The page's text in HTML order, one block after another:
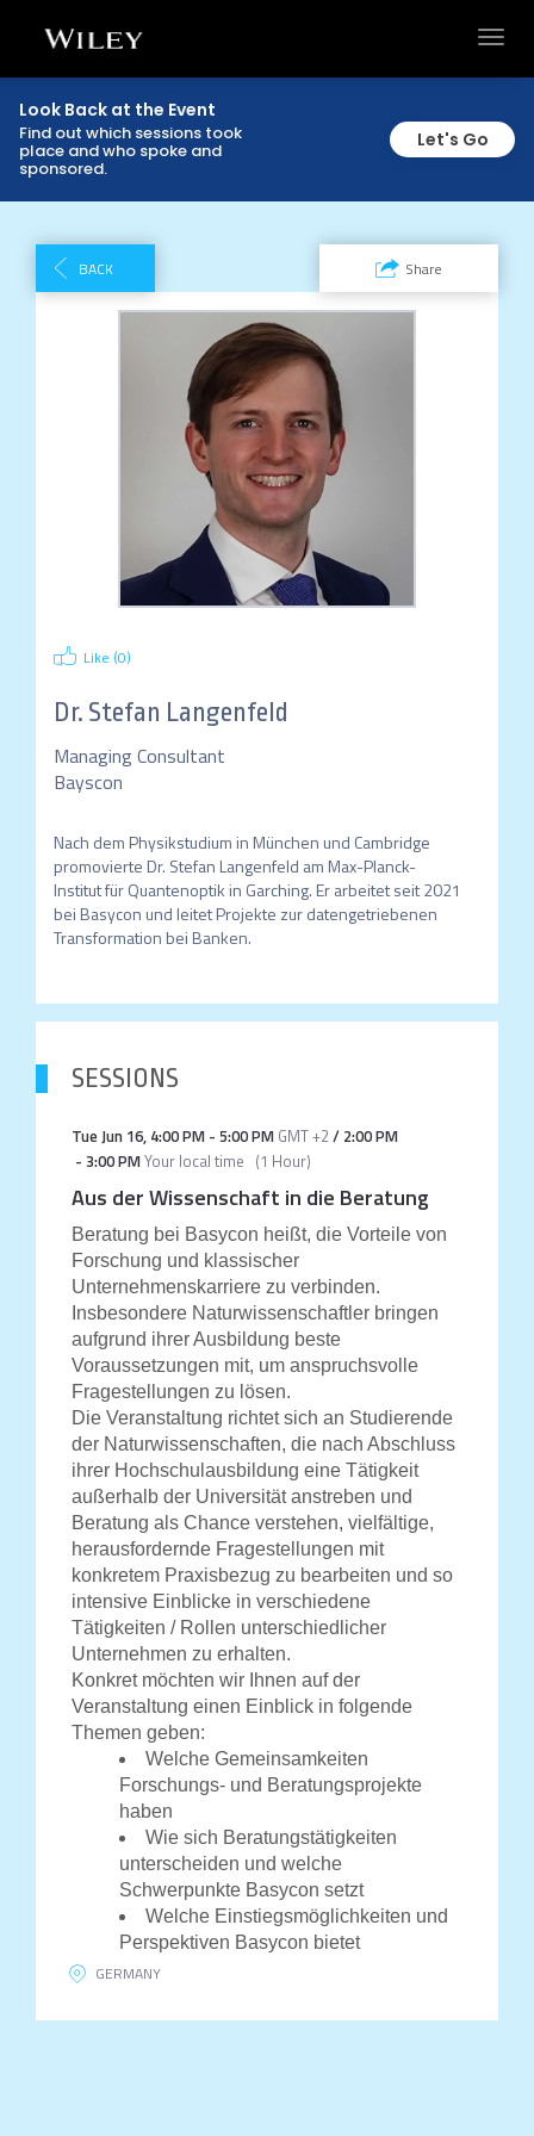
Look Back at the Event
Find out which sessions took
place and who spoke and
sponsored.
Let's Go
BACK Share
Like (0)
Dr. Stefan Langenfeld
Managing Consultant
Bayscon
Nach dem Physikstudium in München und Cambridge
promovierte Dr. Stefan Langenfeld am Max-Planck-
Institut für Quantenoptik in Garching. Er arbeitet seit 2021
bei Basycon und leitet Projekte zur datengetriebenen
Transformation bei Banken.
SESSIONS
Tue Jun 16, 4:00 PM- 5:00 PM GMT +2/ 2:00 PM
- 3:00 PMYour local time (1 Hour)
Aus der Wissenschaft in die Beratung
Beratung bei Basycon heißt, die Vorteile von
Forschung und klassischer
Unternehmenskarriere zu verbinden.
Insbesondere Naturwissenschaftler bringen
aufgrund ihrer Ausbildung beste
Voraussetzungen mit, um anspruchsvolle
Fragestellungen zu lösen.
Die Veranstaltung richtet sich an Studierende
der Naturwissenschaften, die nach Abschluss
ihrer Hochschulausbildung eine Tätigkeit
außerhalb der Universität anstreben und
Beratung als Chance verstehen, vielfältige,
herausfordernde Fragestellungen mit
konkretem Praxisbezug zu bearbeiten und so
intensive Einblicke in verschiedene
Tätigkeiten / Rollen unterschiedlicher
Unternehmen zu erhalten.
Konkret möchten wir Ihnen auf der
Veranstaltung einen Einblick in folgende
Themen geben:
Welche Gemeinsamkeiten
Forschungs- und Beratungsprojekte
haben
Wie sich Beratungstätigkeiten
unterscheiden und welche
Schwerpunkte Basycon setzt
Welche Einstiegsmöglichkeiten und
Perspektiven Basycon bietet
GERMANY